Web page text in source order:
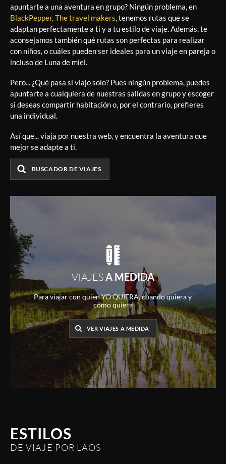
apuntarte a una aventura en grupo? Ningún problema, en
BlackPepper, The travel makers , tenemos rutas que se
adaptan perfectamente a ti y a tu estilo de viaje. Además, te
aconsejamos también qué rutas son perfectas para realizar
con niños, o cuáles pueden ser ideales para un viaje en pareja o
incluso de Luna de miel.
Pero... ¿Qué pasa si viajo solo? Pues ningún problema, puedes
apuntarte a cualquiera de nuestras salidas en grupo y escoger
si deseas compartir habitación o, por el contrario, prefieres
una individual.
Así que... viaja por nuestra web, y encuentra la aventura que
mejor se adapte a ti.
BUSCADOR DE VIAJES
VIAJESA MEDIDA
Para viajar con quien YO QUIERA, cuando quiera y
cómo quiera
VER VIAJES A MEDIDA
ESTILOS
DE VIAJE POR LAOS